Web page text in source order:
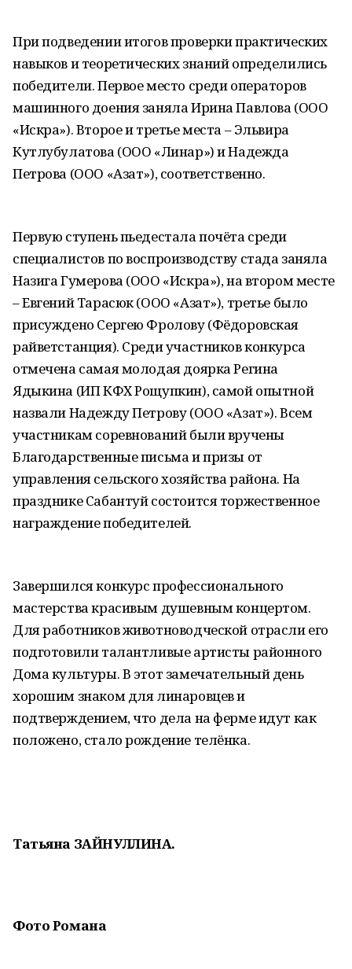
При подведении итогов проверки практических
навыков и теоретических знаний определились
победители. Первое место среди операторов
машинного доения заняла Ирина Павлова (ООО
«Искра»). Второе и третье места – Эльвира
Кутлубулатова (ООО «Линар») и Надежда
Петрова (ООО «Азат»), соответственно.
Первую ступень пьедестала почёта среди
специалистов по воспроизводству стада заняла
Назига Гумерова (ООО «Искра»), на втором месте
– Евгений Тарасюк (ООО «Азат»), третье было
присуждено Сергею Фролову (Фёдоровская
райветстанция). Среди участников конкурса
отмечена самая молодая доярка Регина
Ядыкина (ИП КФХ Рощупкин), самой опытной
назвали Надежду Петрову (ООО «Азат»). Всем
участникам соревнований были вручены
Благодарственные письма и призы от
управления сельского хозяйства района. На
празднике Сабантуй состоится торжественное
награждение победителей.
Завершился конкурс профессионального
мастерства красивым душевным концертом.
Для работников животноводческой отрасли его
подготовили талантливые артисты районного
Дома культуры. В этот замечательный день
хорошим знаком для линаровцев и
подтверждением, что дела на ферме идут как
положено, стало рождение телёнка.
Татьяна ЗАЙНУЛЛИНА.
Фото Романа